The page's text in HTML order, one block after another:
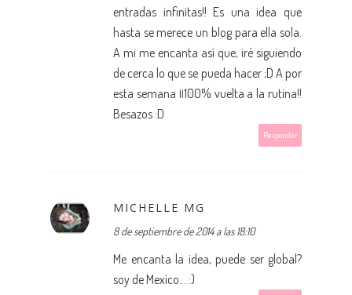
entradas infinitas!! Es una idea que
hasta se merece un blog para ella sola.
A mi me encanta así que, iré siguiendo
de cerca lo que se pueda hacer ;D A por
esta semana ¡¡100% vuelta a la rutina!!
Besazos :D
Responder
MICHELLE MG
8 de septiembre de 2014 a las 18:10
Me encanta la idea, puede ser global?
soy de Mexíco... :)